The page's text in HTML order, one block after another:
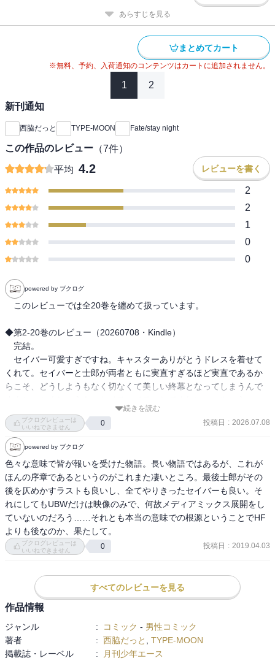
あらすじを見る
まとめてカート
※無料、予約、入荷通知のコンテンツはカートに追加されません。
1 2
新刊通知
西脇だっと TYPE-MOON Fate/stay night
この作品のレビュー （7件）
平均 4.2 レビューを書く
2
2
1
0
0
powered by ブクログ
このレビューでは全20巻を纏めて扱っています。
◆第2-20巻のレビュー（20260708・Kindle）
完結。
セイバー可愛すぎですね。キャスターありがとうドレスを着せて
くれて。セイバーと士郎が両者ともに実直すぎるほど実直であるか
らこそ、どうしようもなく切なくて美しい終幕となってしまうんで
ん。
細かいところですが、マーリンが老人。コミカライズの時点では
まだマーリン若い説なかったぽいです。モルガンもデザイン違いま
すね。
原作のシナリオ担当が後書きで述べているように、本作ではセイ
バールートにあれこれ盛り込んでいます。いい感じです。本作は、
セイバールートに触れたい人へお薦めできるコミカライズです。
◆第1巻のレビュー（20260706・Kindle）
同題ノベルゲームのコミカライズです。2006年から連載されて全
20巻、セイバールートをベースとしているとのこと。
にボイスが脳内再生されますね。
セイバールートはPS Vitaでプレイした記憶しかないので、読み進
めるのが楽しみです。セイバーの誇り高くまっすぐで健啖なところ
が大好きです。セイバーにしか感情移入できない。
続きを読む
ブクログレビューは
いいねできません
0 投稿日 : 2026.07.08
powered by ブクログ
色々な意味で皆が報いを受けた物語。長い物語ではあるが、これが
ほんの序章であるというのがこれまた凄いところ。最後士郎がその
後を仄めかすラストも良いし、全てやりきったセイバーも良い。そ
れにしてもUBWだけは映像のみで、何故メディアミックス展開をし
ていないのだろう……それとも本当の意味での根源ということでHF
よりも後なのか、果たして。
ブクログレビューは
いいねできません
0 投稿日 : 2019.04.03
すべてのレビューを見る
作品情報
ジャンル : コミック - 男性コミック
著者
: 西脇だっと
TYPE-MOON
掲載誌・レーベル
:
月刊少年エース